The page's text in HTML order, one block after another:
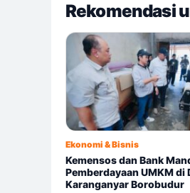
Rekomendasi
Ekonomi & Bisnis
Kemensos dan Bank
Pemberdayaan UMKM di
Karanganyar Borobudur